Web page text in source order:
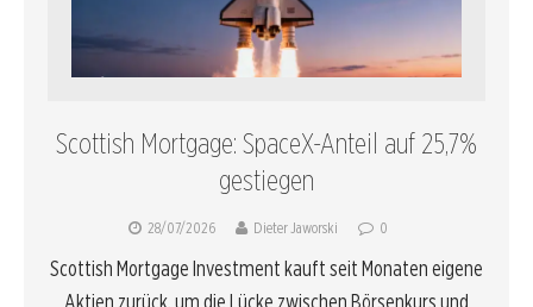
Scottish Mortgage: SpaceX-Anteil auf 25,7%
gestiegen
28/07/2026 Dieter Jaworski 0
Scottish Mortgage Investment kauft seit Monaten eigene